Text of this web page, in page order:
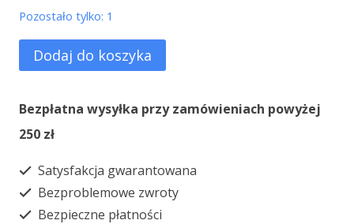
Pozostało tylko: 1
ilość
A
Vision
of
Deep
Dodaj do koszyka
Bezpłatna wysyłka przy zamówieniach powyżej
250 zł
Satysfakcja gwarantowana
Bezproblemowe zwroty
Bezpieczne płatności